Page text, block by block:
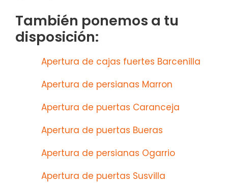
También ponemos a tu
disposición:
Apertura de cajas fuertes Barcenilla
Apertura de persianas Marron
Apertura de puertas Caranceja
Apertura de puertas Bueras
Apertura de persianas Ogarrio
Apertura de puertas Susvilla